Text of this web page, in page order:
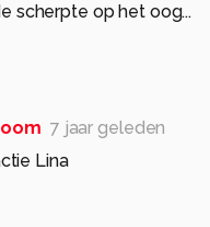
scherpte op het oog...
7 jaar geleden
Lina